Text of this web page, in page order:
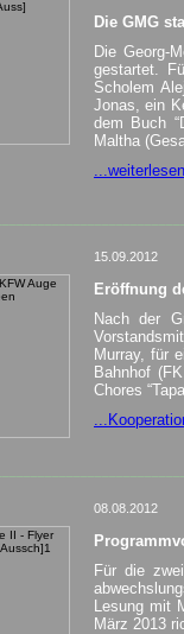
Die GMG
Die Georg-
gestartet.
Scholem
Jonas, ein
dem Buch
Maltha
15.09.2012
Eröffnung
Nach der
Murray, für
Bahnhof
Chores
08.08.2012
Für die
Lesung mit
März 2013